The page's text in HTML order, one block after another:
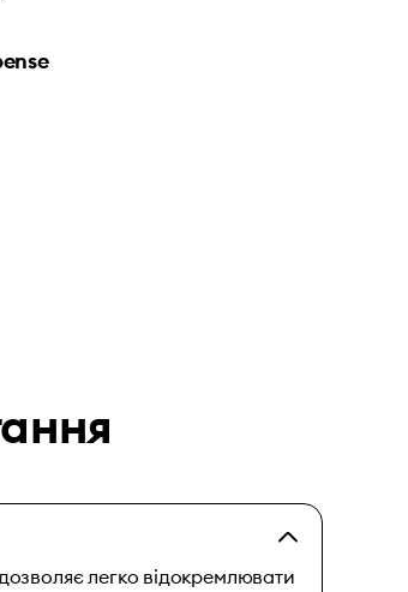
легко відокремлювати